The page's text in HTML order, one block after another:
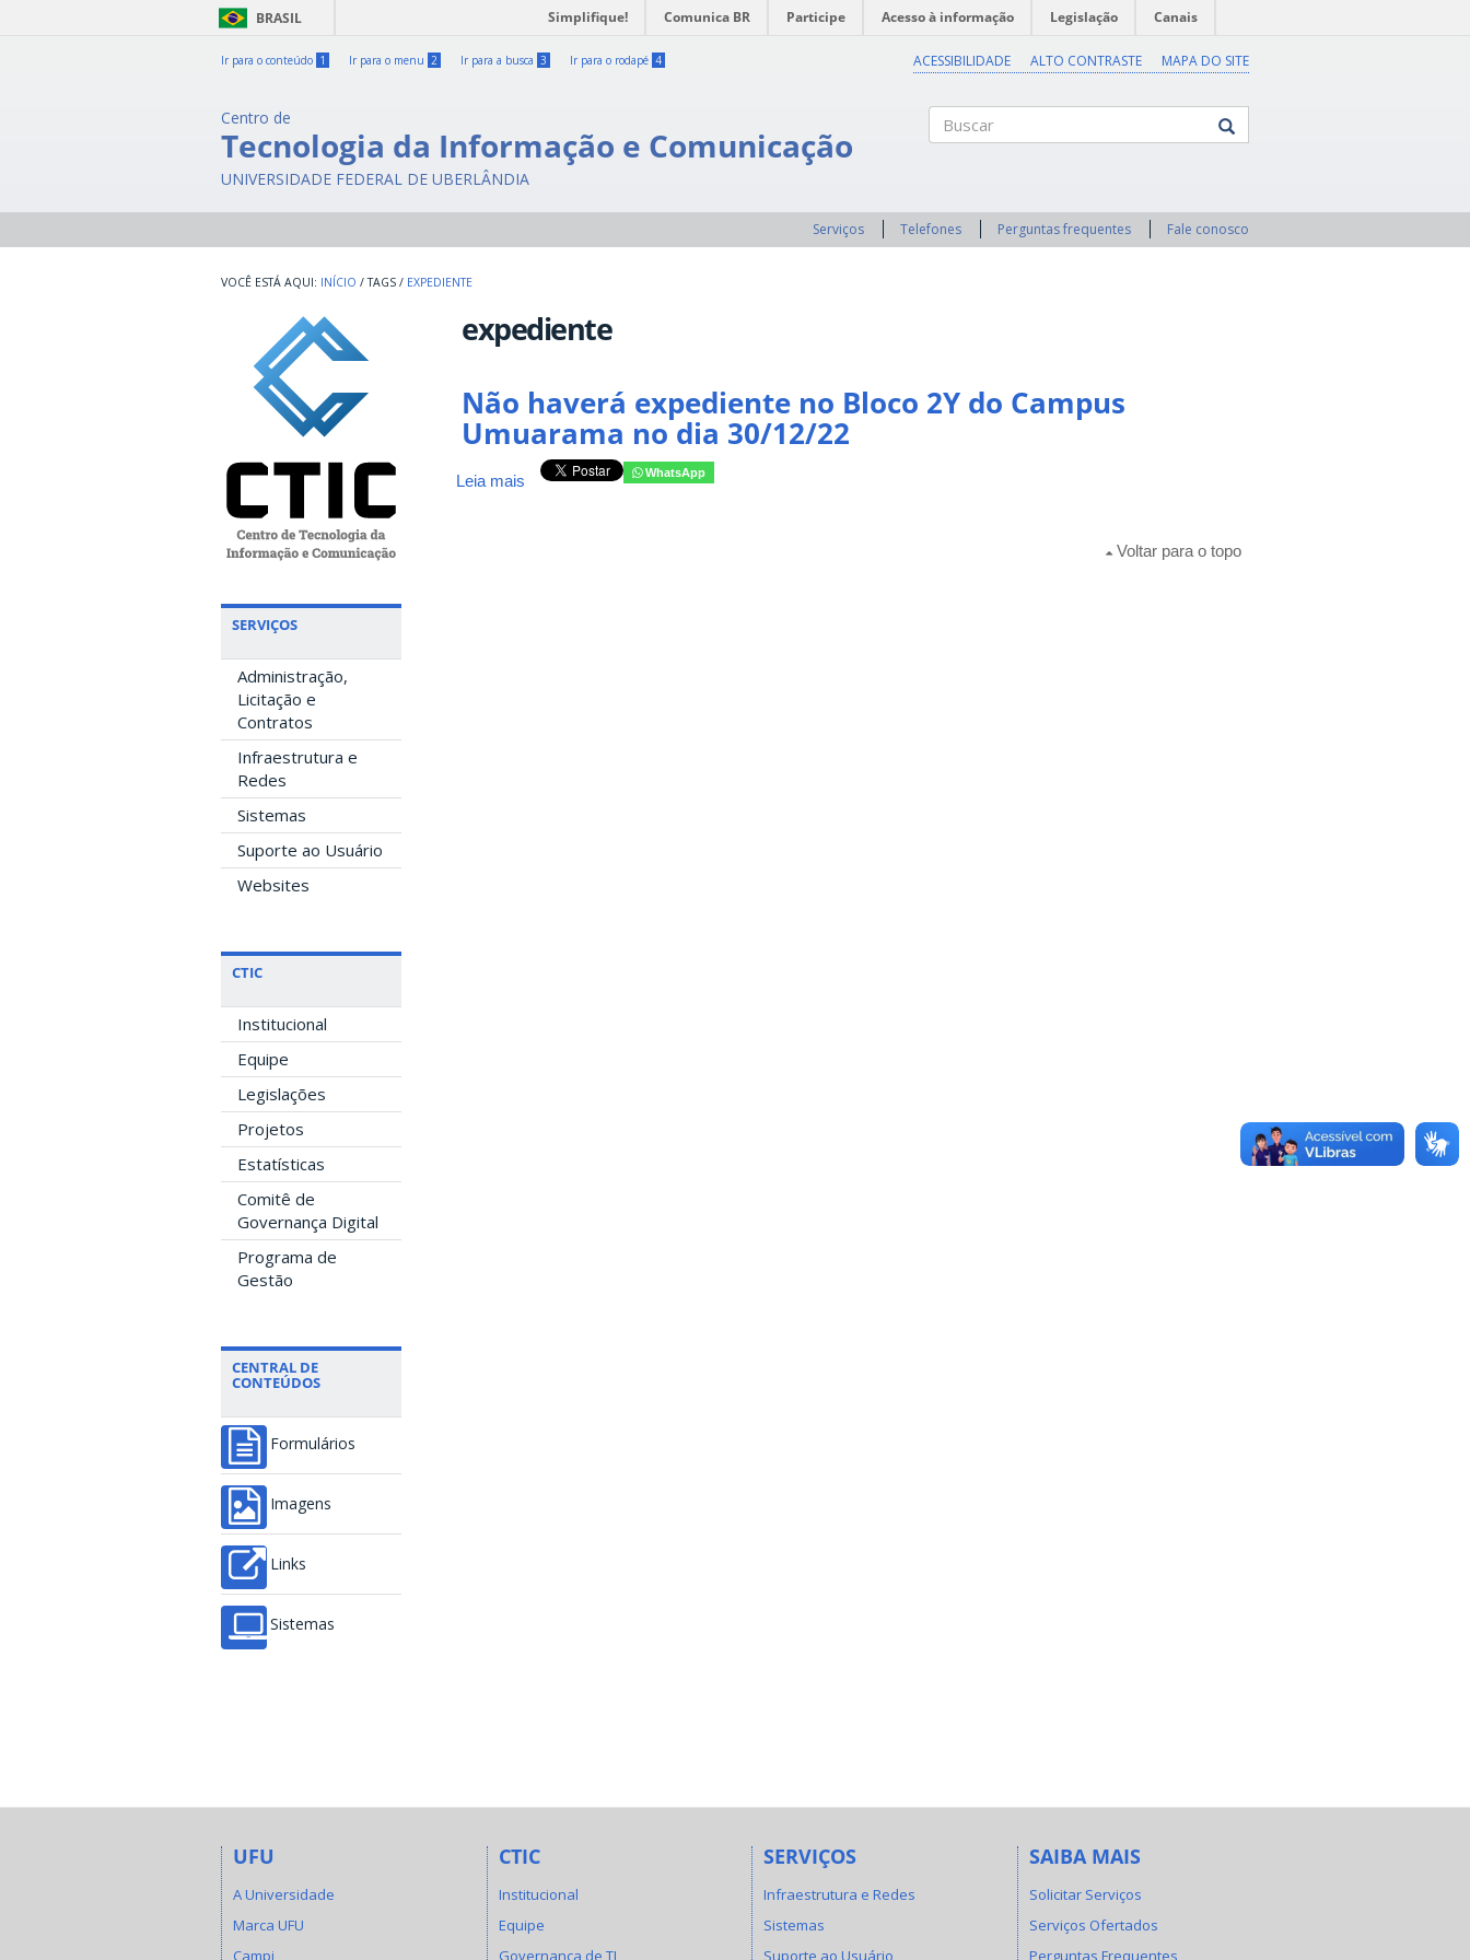
BRASIL Simplifique! Comunica BR Participe Acesso à informação Legislação Canais
Ir para o conteúdo 1 Ir para o menu 2 Ir para a busca 3 Ir para o rodapé 4 ACESSIBILIDADE ALTO CONTRASTE MAPA DO SITE
Centro de
Tecnologia da Informação e Comunicação
UNIVERSIDADE FEDERAL DE UBERLÂNDIA
Serviços Telefones Perguntas frequentes Fale conosco
INÍCIO / TAGS / EXPEDIENTE
SERVIÇOS
Administração,
Licitação e
Contratos
Infraestrutura e
Redes
Sistemas
Suporte ao Usuário
Websites
CTIC
Institucional
Equipe
Legislações
Projetos
Estatísticas
Comitê de
Governança Digital
Programa de
Gestão
CENTRAL DE
CONTEÚDOS
Formulários
Imagens
Links
Sistemas
expediente
Não haverá expediente no Bloco 2Y do Campus
Umuarama no dia 30/12/22
Leia mais sobre
WhatsApp
Voltar para o topo
UFU
A Universidade
Marca UFU
Campi
CTIC
Institucional
Equipe
Governança de TI
SERVIÇOS
Infraestrutura e Redes
Sistemas
Suporte ao Usuário
SAIBA MAIS
Solicitar Serviços
Serviços Ofertados
Perguntas Frequentes